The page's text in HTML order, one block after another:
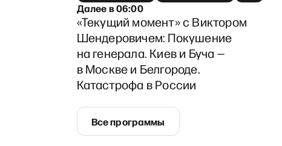
Далеев06:00
«Текущий момент» с Виктором
Шендеровичем: Покушение
на генерала. Киев и Буча —
в Москве и Белгороде.
Катастрофа в России
Все программы